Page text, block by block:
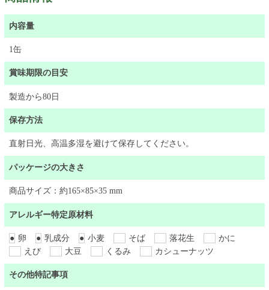
内容量
1缶
賞味期限の目安
製造から80日
保存方法
直射日光、高温多湿を避けて保存してください。
パッケージの大きさ
商品サイズ：約165×85×35 mm
アレルギー特定原材料
● 卵 ● 乳成分 ● 小麦 そば 落花生
かに
えび
大豆 くるみ カシューナッツ
その他特記事項